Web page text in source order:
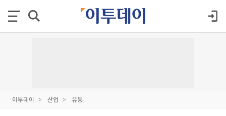
이투데이 산업 유통